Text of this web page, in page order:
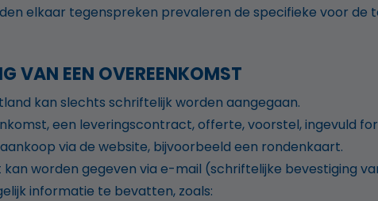
elkaar tegenspreken prevaleren de specifieke voor
VAN EEN OVEREENKOMST
kan slechts schriftelijk worden aangegaan.
een leveringscontract, offerte, voorstel, ingevuld
via de website, bijvoorbeeld een rondenkaart.
worden gegeven via e-mail (schriftelijke bevestiging
informatie te bevatten, zoals: